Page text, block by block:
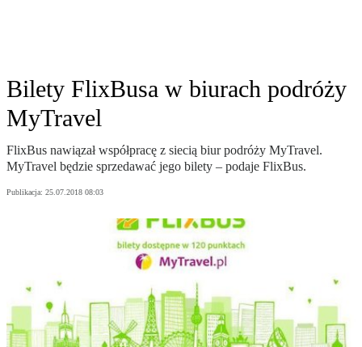
Bilety FlixBusa w biurach podróży
MyTravel
FlixBus nawiązał współpracę z siecią biur podróży MyTravel.
MyTravel będzie sprzedawać jego bilety – podaje FlixBus.
Publikacja: 25.07.2018 08:03